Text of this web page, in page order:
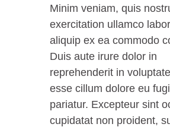
Minim veniam, quis
exercitation ullamco
aliquip ex ea commodo
Duis aute irure dolor in
reprehenderit in
esse cillum dolore eu
pariatur. Excepteur sint
cupidatat non proident,